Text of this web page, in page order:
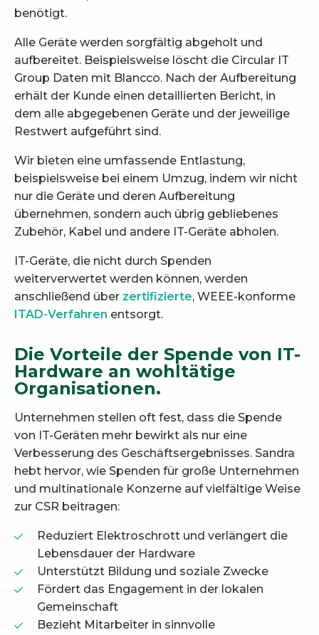
benötigt.
Alle Geräte werden sorgfältig abgeholt und
aufbereitet. Beispielsweise löscht die Circular IT
Group Daten mit Blancco. Nach der Aufbereitung
erhält der Kunde einen detaillierten Bericht, in
dem alle abgegebenen Geräte und der jeweilige
Restwert aufgeführt sind.
Wir bieten eine umfassende Entlastung,
beispielsweise bei einem Umzug, indem wir nicht
nur die Geräte und deren Aufbereitung
übernehmen, sondern auch übrig gebliebenes
Zubehör, Kabel und andere IT-Geräte abholen.
IT-Geräte, die nicht durch Spenden
weiterverwertet werden können, werden
anschließend über zertifizierte, WEEE-konforme
ITAD-Verfahren entsorgt.
Die Vorteile der Spende von IT-
Hardware an wohltätige
Organisationen.
Unternehmen stellen oft fest, dass die Spende
von IT-Geräten mehr bewirkt als nur eine
Verbesserung des Geschäftsergebnisses. Sandra
hebt hervor, wie Spenden für große Unternehmen
und multinationale Konzerne auf vielfältige Weise
zur CSR beitragen:
Reduziert Elektroschrott und verlängert die
Lebensdauer der Hardware
Unterstützt Bildung und soziale Zwecke
Fördert das Engagement in der lokalen
Gemeinschaft
Bezieht Mitarbeiter in sinnvolle